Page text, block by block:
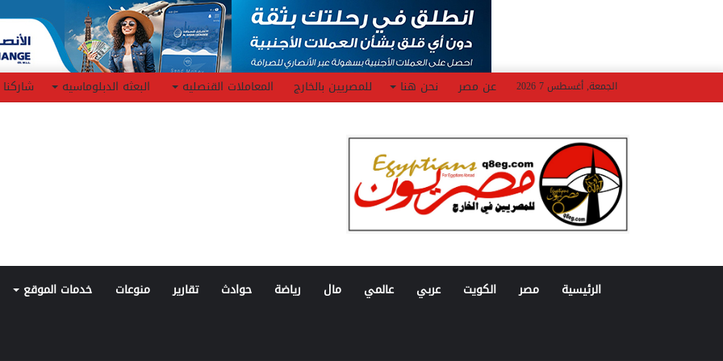
الجمعة, أغسطس 7 2026 عن مصر نحن هنا للمصريين بالخارج المعاملات القنصليه البعثه الدبلوماسيه شاركنا
الرئيسية مصر الكويت عربي عالمي مال رياضة حوادث تقارير منوعات خدمات الموقع